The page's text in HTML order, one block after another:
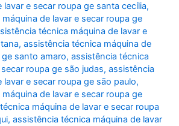
e secar roupa ge santa cecília,
de lavar e secar roupa ge
técnica máquina de lavar e
,assistência técnica máquina de
santo amaro,assistência técnica
roupa ge são judas,assistência
lavar e secar roupa ge são paulo,
de lavar e secar roupa ge
máquina de lavar e secar roupa
,assistência técnica máquina de lavar